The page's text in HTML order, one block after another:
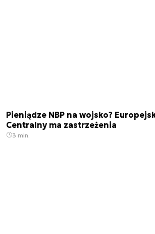
Pieniądze NBP na wojsko?
Centralny ma zastrzeżenia
3 min.